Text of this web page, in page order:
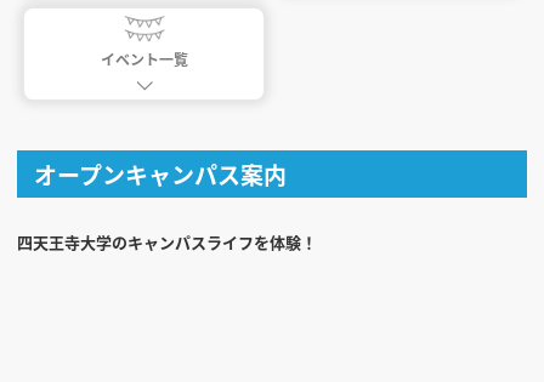
イベント一覧
オープンキャンパス案内
四天王寺大学のキャンパスライフを体験！